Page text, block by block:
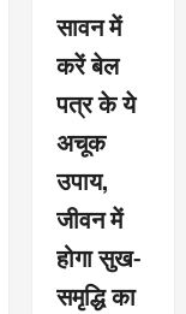
सावन में
करें बेल
पत्र के ये
अचूक
उपाय,
जीवन में
होगा सुख-
समृद्धि का